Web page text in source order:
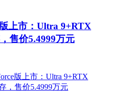
上市：Ultra 9+RTX
售价5.4999万元